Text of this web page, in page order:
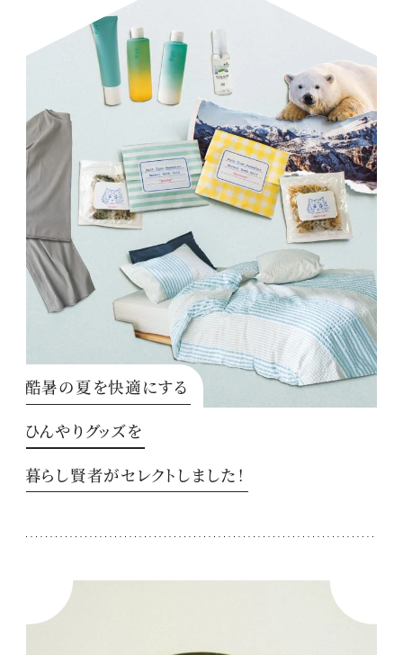
酷暑の夏を快適にする
ひんやりグッズを
暮らし賢者がセレクトしました！